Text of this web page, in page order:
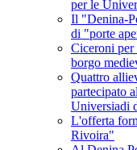
per le
Il "Denina-
di "porte
Ciceroni per
borgo
Quattro
partecipato
Universiadi
L'offerta
Rivoira"